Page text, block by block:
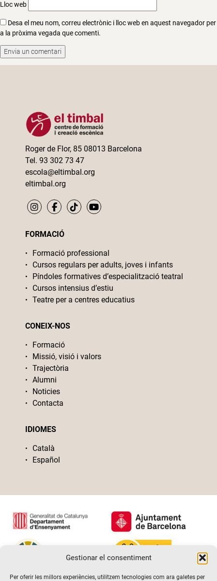
Gestionar el consentiment
Per oferir les millors experiències, utilitzem tecnologies com ara galetes per
Lloc web
Desa el meu nom, correu electrònic i lloc web en aquest navegador per
a la pròxima vegada que comenti.
Roger de Flor, 85 08013 Barcelona
Tel. 93 302 73 47
escola@eltimbal.org
eltimbal.org
FORMACIÓ
Formació professional
Cursos regulars per adults, joves i infants
Píndoles formatives d’especialització teatral
Cursos intensius d’estiu
Teatre per a centres educatius
CONEIX-NOS
Formació
Missió, visió i valors
Trajectòria
Alumni
Noticies
Contacta
IDIOMES
Català
Español